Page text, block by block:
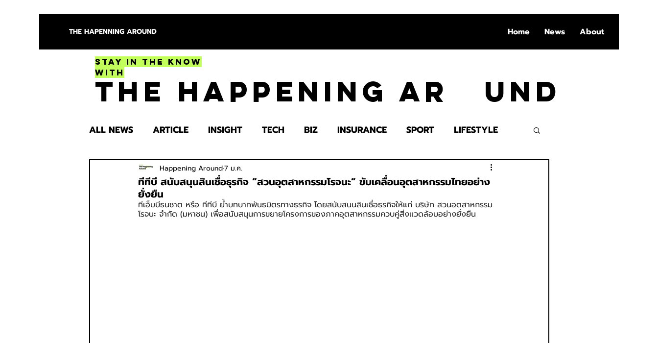
THE HAPENNING AROUND Home News About
Stay in the Know
With
The Happening Ar und
ALL NEWS ARTICLE INSIGHT TECH BIZ INSURANCE SPORT LIFESTYLE
ENTERTAINMENT HEALTH
SPOTLIGHT TRY
ทีทีบี สนับสนุนสินเชื่อธุรกิจ “สวนอุตสาหกรรมโรจนะ” ขับเคลื่อนอุตสาหกรรมไทยอย่าง
ยั่งยืน
Happening Around7 ม.ค.
ทีเอ็มบีธนชาต หรือ ทีทีบี ย้ำบทบาทพันธมิตรทางธุรกิจ โดยสนับสนุนสินเชื่อธุรกิจให้แก่ บริษัท สวนอุตสาหกรรม
โรจนะ จำกัด (มหาชน) เพื่อสนับสนุนการขยายโครงการของภาคอุตสาหกรรมควบคู่สิ่งแวดล้อมอย่างยั่งยืน